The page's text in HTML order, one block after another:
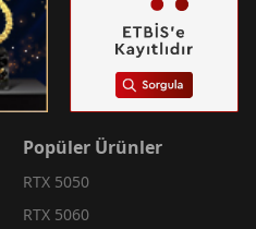
Popüler Ürünler
RTX 5050
RTX 5060